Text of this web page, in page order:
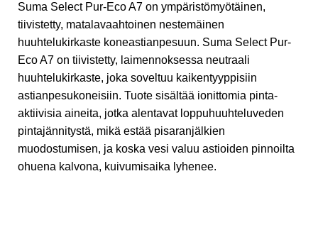
Suma Select Pur-Eco A7 on ympäristömyötäinen,
tiivistetty, matalavaahtoinen nestemäinen
huuhtelukirkaste koneastianpesuun. Suma Select Pur-
Eco A7 on tiivistetty, laimennoksessa neutraali
huuhtelukirkaste, joka soveltuu kaikentyyppisiin
astianpesukoneisiin. Tuote sisältää ionittomia pinta-
aktiivisia aineita, jotka alentavat loppuhuuhteluveden
pintajännitystä, mikä estää pisaranjälkien
muodostumisen, ja koska vesi valuu astioiden pinnoilta
ohuena kalvona, kuivumisaika lyhenee.